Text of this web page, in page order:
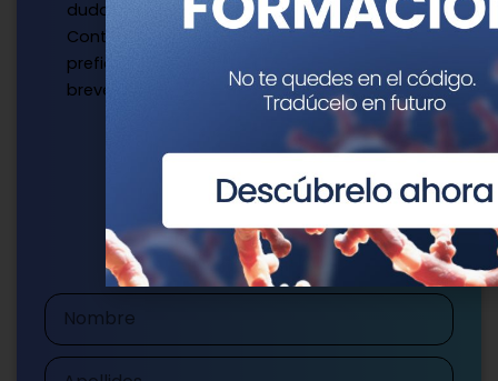
dudas?
Contacta con nosotros de la manera que
prefieras y te responderemos a la mayor
brevedad.
Escríbenos
publicaciones@genotipia.com
Nombre
Apellidos